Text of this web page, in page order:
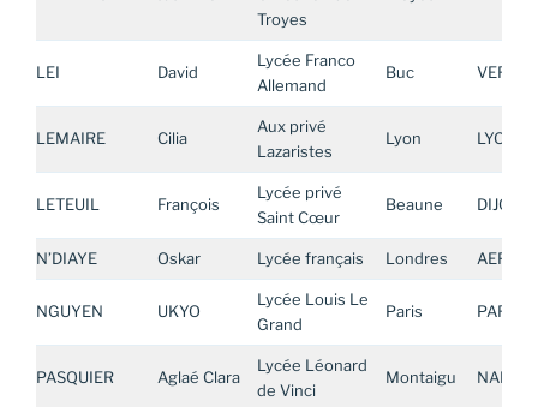
Troyes
LEI David
Lycée Franco
Allemand
Buc
LEMAIRE Cilia
Aux privé
Lazaristes
Lyon LYON
LETEUIL François
Lycée privé
Saint Cœur
Beaune DIJON
N’DIAYE Oskar Lycée français Londres AEFE
NGUYEN UKYO
Lycée Louis Le
Grand
Paris PARIS
PASQUIER Aglaé Clara
Lycée Léonard
de Vinci
Montaigu